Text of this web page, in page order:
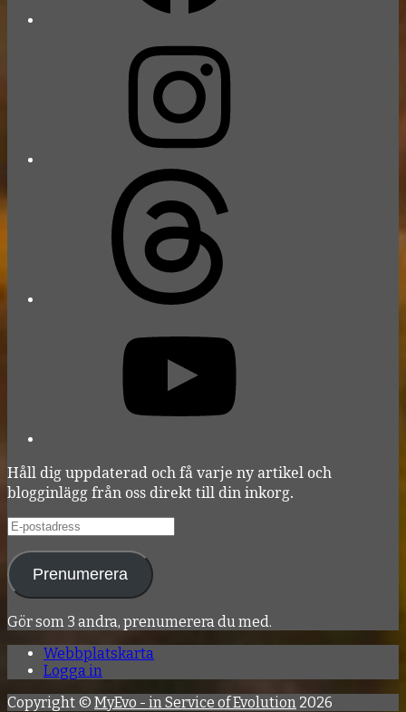
Håll dig uppdaterad och få varje ny artikel och
blogginlägg från oss direkt till din inkorg.
E-
postadress
Prenumerera
Gör som 3 andra, prenumerera du med.
Webbplatskarta
Logga in
Copyright © MyEvo - in Service of Evolution 2026